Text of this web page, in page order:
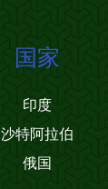
国家
印度
沙特阿拉伯
俄国